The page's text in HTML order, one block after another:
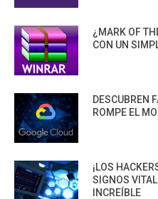
¿MARK OF
CON UN
DESCUBREN
ROMPE EL
¡LOS
SIGNOS
INCREÍBLE